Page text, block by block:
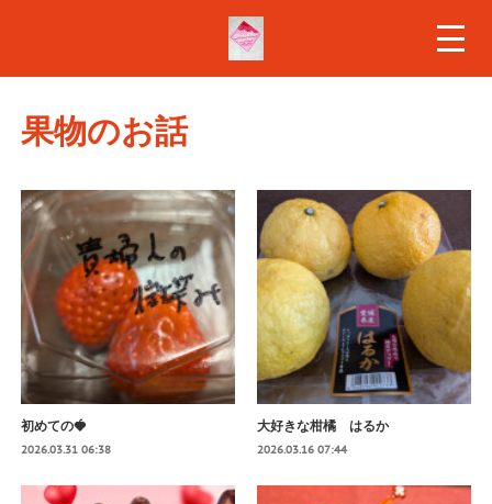
果物のお話
初めての🍓
2026.03.31 06:38
大好きな柑橘 はるか
2026.03.16 07:44